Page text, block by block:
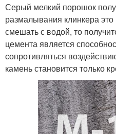
Серый мелкий порошок
размалывания клинкера
смешать с водой, то
цемента является
сопротивляться
камень становится только